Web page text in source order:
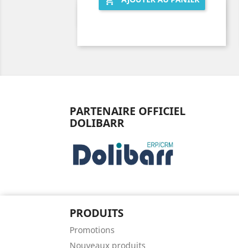
PARTENAIRE OFFICIEL
DOLIBARR
PRODUITS
Promotions
Nouveaux produits